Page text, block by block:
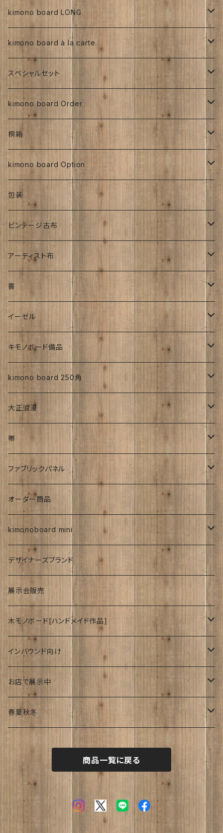
型染め
その他、紅型、ろうけつ等
大正着物 ビンテージ品
京都三年坂
ち江すさん
京友禅
銘仙
手書き
型染め
その他、紅型、ろうけつ
その他
銘仙
手書き
型染め
その他、紅型、ろうけつ等
人絹
手書き
型染め
その他、紅型、ろうけつ等
その他
交織
大正浪漫
ビンテージ古布
正絹
ろうけつ染め
ち江すさん
工房チリントゥさん
紅型染め
京友禅
金彩加工
大正着物｜古布
子供
人絹
その他
交織
大正浪漫
ビンテージ古布
kimono board LONG
正絹
書入り
伊藤瑞賢氏
ち江すさん
ろうけつ染め
手書き染め
人絹
その他
ち江すさん
kimono board à la carte
正絹
明治着物
大正着物
昭和初期着物
平成着物
アンティーク
刺繍入り
帯
人絹
金彩加工
その他
ち江すさん
銘仙
スペシャルセット
太山寺SET ／ 珈琲と焼き菓子セット
お茶と和菓子セット
太山寺SELECT ／ 珈琲＆amp;焼き菓子セット
kimono board Order
正絹
大正着物
人絹
その他
桐箱
270角
オーダーサイズ
kimono board Option
正絹
人絹
その他
包装
ビンテージ古布
明治時代
大正時代
昭和初期S25年前
お花
アーティスト布
工房チリントゥさん
ち江すさん
詩入り
沖縄：カタチキ
愛知:アイヒラコ
書
伊藤瑞賢氏
雑誌
CLasism
イーゼル
27ｃｍサイズから上
キモノボード備品
イーゼル
文字入れ
伊藤髄賢氏
風呂敷
強力磁石内臓
時計
kimono board 250角
平成着物
ろうけつ染め
昭和中期の着物
お召
大正浪漫
アンティーク
ユーモア
帯
アンティーク
お祝い
ファブリックパネル
着物柄
紅型
オーダー商品
kimonoboard mini
絹
波
デザイナーズブランド
展示会販売
木モノボード[ハンドメイド作品]
ゆーかり
リース
おぶじぇ
ドッグウェアー
キモノ
帯
インバウンド向け
海外
Japanese style
お店で展示中
リ・マテリアルさん
join lotus coffee さん
たまゆらさん
春夏秋冬
秋
商品一覧に戻る